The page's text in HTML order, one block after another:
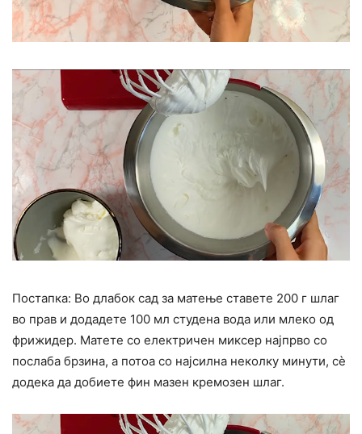
Постапка: Во длабок сад за матење ставете 200 г шлаг
во прав и додадете 100 мл студена вода или млеко од
фрижидер. Матете со електричен миксер најпрво со
послаба брзина, а потоа со најсилна неколку минути, сè
додека да добиете фин мазен кремозен шлаг.